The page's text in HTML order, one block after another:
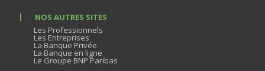
NOS AUTRES SITES
Les Professionnels
Les Entreprises
La Banque Privée
La Banque en ligne
Le Groupe BNP Paribas